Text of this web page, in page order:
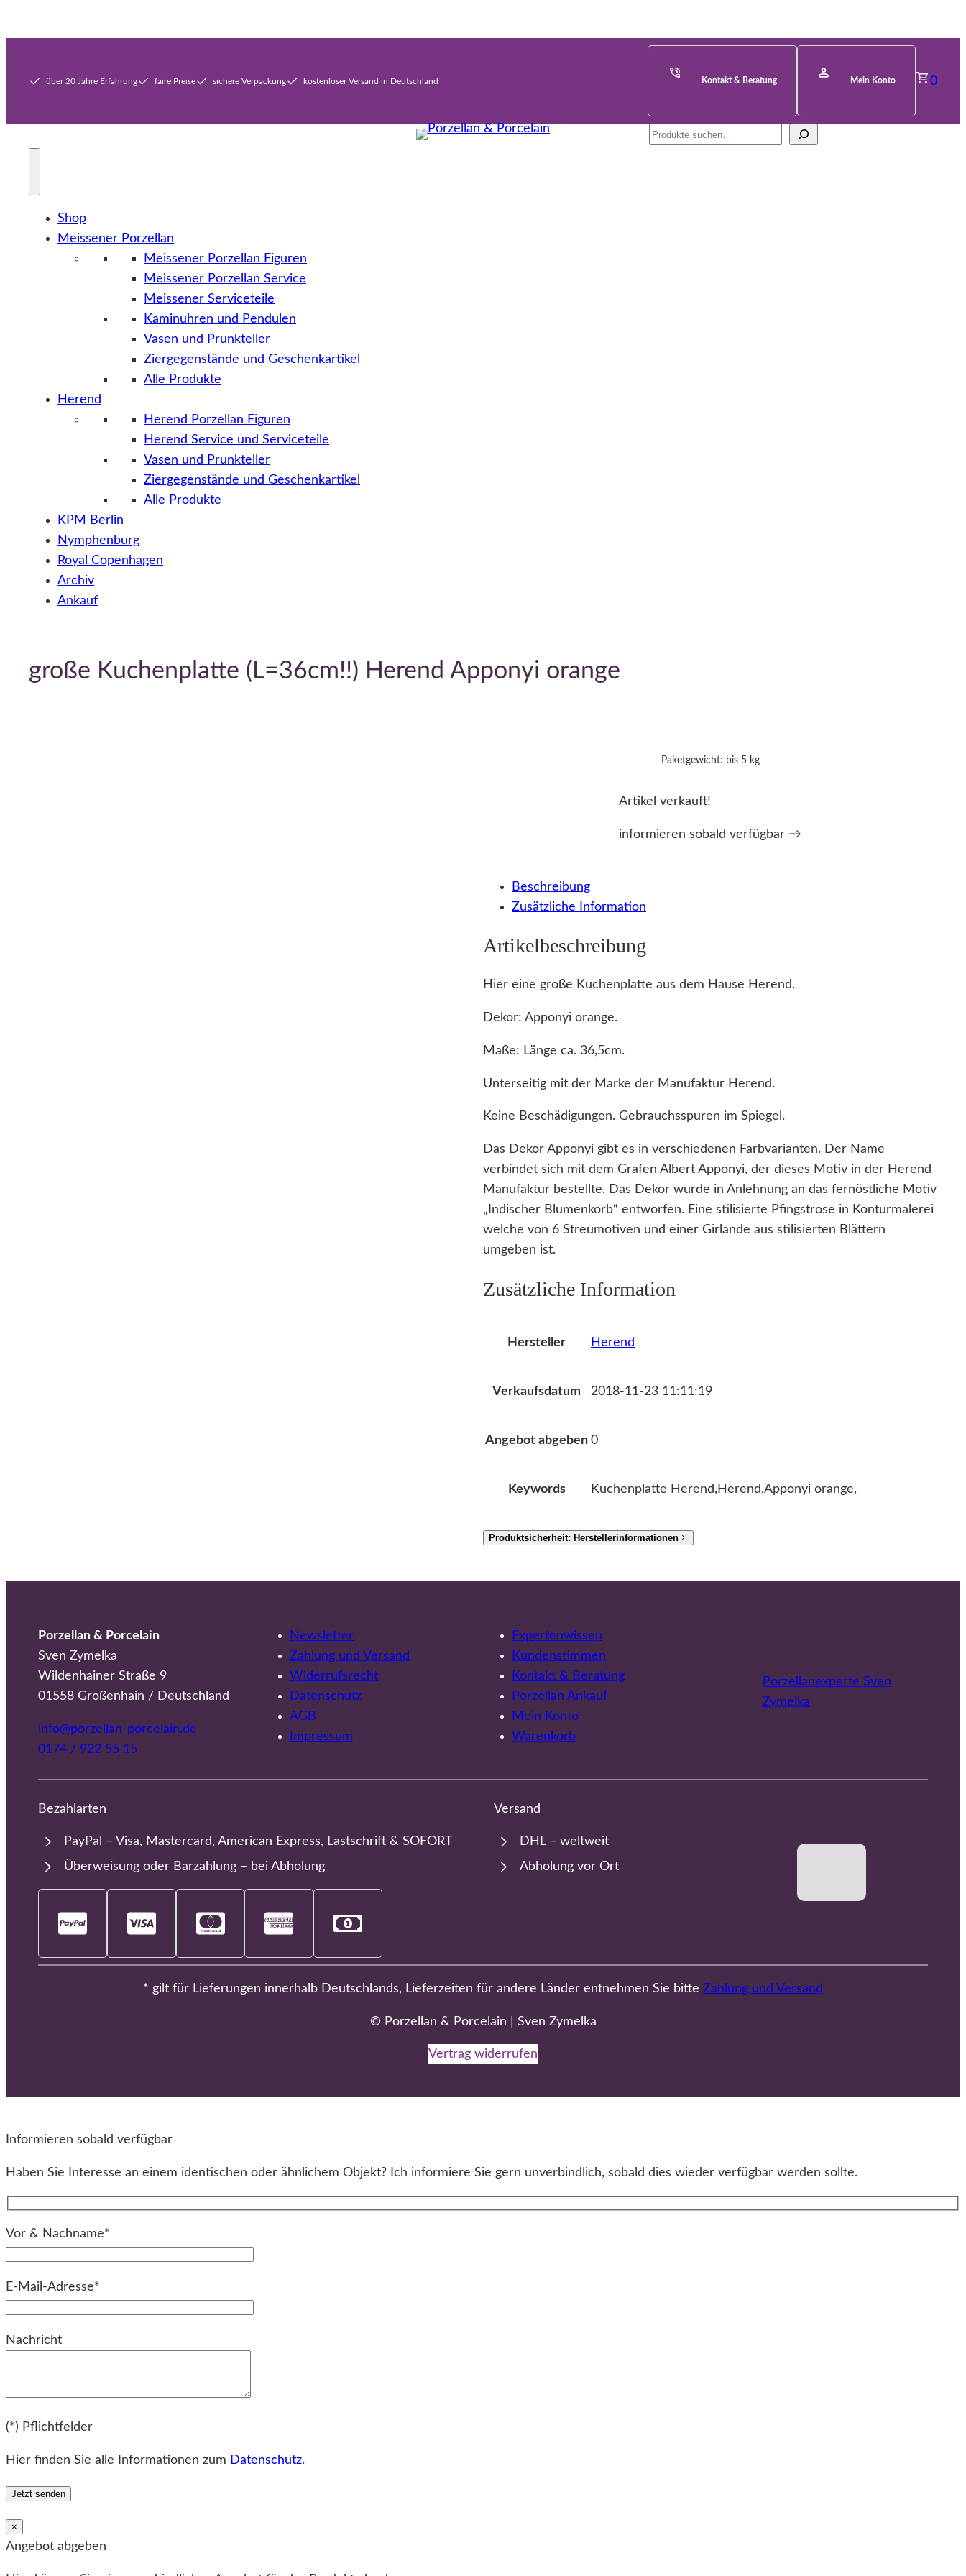
über 20 Jahre Erfahrung faire Preise sichere Verpackung kostenloser Versand in Deutschland Kontakt & Beratung Mein Konto 0
Suche
Shop
Meissener Porzellan
Meissener Porzellan Figuren
Meissener Porzellan Service
Meissener Serviceteile
Kaminuhren und Pendulen
Vasen und Prunkteller
Ziergegenstände und Geschenkartikel
Alle Produkte
Herend
Herend Porzellan Figuren
Herend Service und Serviceteile
Vasen und Prunkteller
Ziergegenstände und Geschenkartikel
Alle Produkte
KPM Berlin
Nymphenburg
Royal Copenhagen
Archiv
Ankauf
große Kuchenplatte (L=36cm!!) Herend Apponyi orange
Paketgewicht: bis 5 kg
Artikel verkauft!
informieren sobald verfügbar →
Beschreibung
Zusätzliche Information
Artikelbeschreibung
Hier eine große Kuchenplatte aus dem Hause Herend.
Dekor: Apponyi orange.
Maße: Länge ca. 36,5cm.
Unterseitig mit der Marke der Manufaktur Herend.
Keine Beschädigungen. Gebrauchsspuren im Spiegel.
Das Dekor Apponyi gibt es in verschiedenen Farbvarianten. Der Name
verbindet sich mit dem Grafen Albert Apponyi, der dieses Motiv in der Herend
Manufaktur bestellte. Das Dekor wurde in Anlehnung an das fernöstliche Motiv
„Indischer Blumenkorb“ entworfen. Eine stilisierte Pfingstrose in Konturmalerei
welche von 6 Streumotiven und einer Girlande aus stilisierten Blättern
umgeben ist.
Zusätzliche Information
Hersteller Herend
Verkaufsdatum 2018-11-23 11:11:19
Angebot abgeben 0
Keywords Kuchenplatte Herend,Herend,Apponyi orange,
Produktsicherheit: Herstellerinformationen
Porzellan & Porcelain
Sven Zymelka
Wildenhainer Straße 9
01558 Großenhain / Deutschland
info@porzellan-porcelain.de
0174 / 922 55 15
Newsletter
Zahlung und Versand
Widerrufsrecht
Datenschutz
AGB
Impressum
Expertenwissen
Kundenstimmen
Kontakt & Beratung
Porzellan Ankauf
Mein Konto
Warenkorb
Porzellanexperte Sven
Zymelka
Bezahlarten
PayPal – Visa, Mastercard, American Express, Lastschrift & SOFORT
Überweisung oder Barzahlung – bei Abholung
Versand
DHL – weltweit
Abholung vor Ort
* gilt für Lieferungen innerhalb Deutschlands, Lieferzeiten für andere Länder entnehmen Sie bitte Zahlung und Versand
© Porzellan & Porcelain | Sven Zymelka
Vertrag widerrufen
Informieren sobald verfügbar
Haben Sie Interesse an einem identischen oder ähnlichem Objekt? Ich informiere Sie gern unverbindlich, sobald dies wieder verfügbar werden sollte.
Vor & Nachname*
E-Mail-Adresse*
Nachricht
(*) Pflichtfelder
Hier finden Sie alle Informationen zum Datenschutz.
×
Angebot abgeben